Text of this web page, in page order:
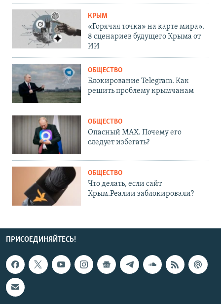
КРЫМ
«Горячая точка» на карте мира».
8 сценариев будущего Крыма от
ИИ
ОБЩЕСТВО
Блокирование Telegram. Как
решить проблему крымчанам
ОБЩЕСТВО
Опасный MAX. Почему его
следует избегать?
ОБЩЕСТВО
Что делать, если сайт
Крым.Реалии заблокировали?
ПРИСОЕДИНЯЙТЕСЬ!